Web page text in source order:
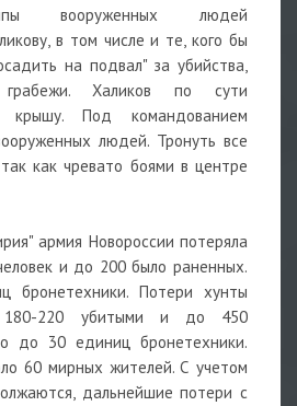
вооруженных людей
в том числе и те, кого бы
на подвал" за убийства,
Халиков по сути
крышу. Под командованием
людей. Тронуть все
как чревато боями в центре
армия Новороссии потеряла
и до 200 было раненных.
бронетехники. Потери хунты
180-220 убитыми и до 450
до 30 единиц бронетехники.
60 мирных жителей. С учетом
дальнейшие потери с